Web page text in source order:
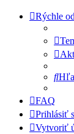
Rýchle
FAQ
Prihlásiť
Vytvoriť